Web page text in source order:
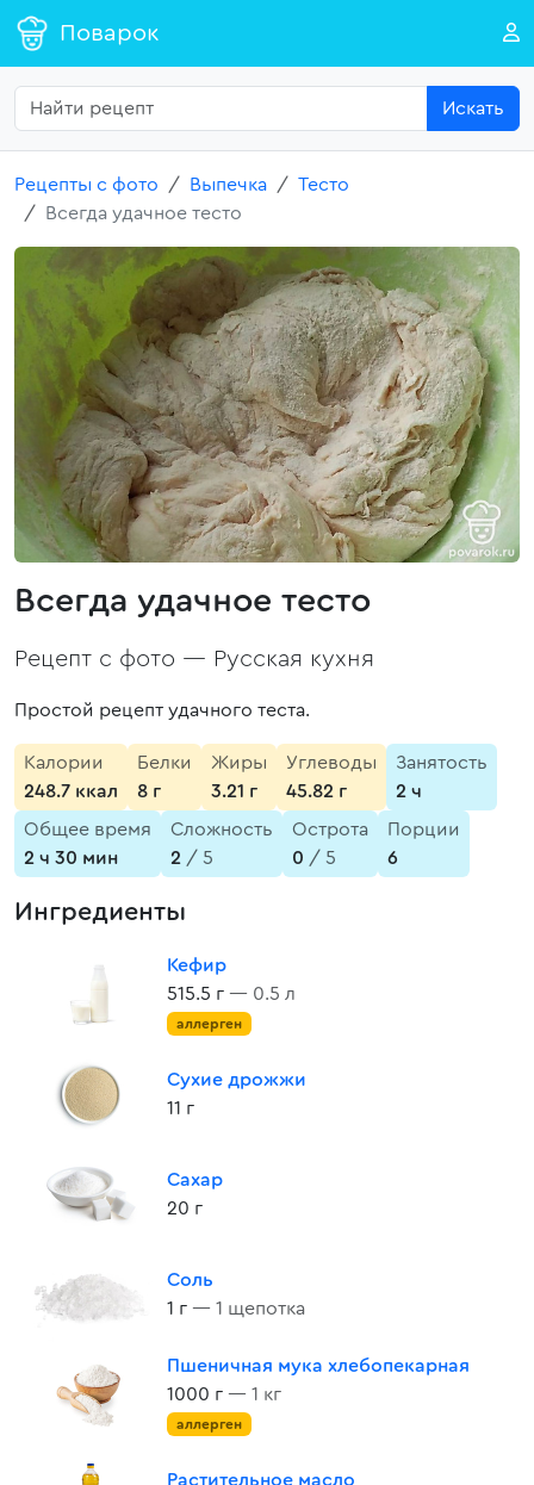
Поварок
Искать
Рецепты с фото Выпечка
Тесто
Всегда удачное тесто
Всегда удачное тесто
Рецепт с фото — Русская кухня
Простой рецепт удачного теста.
Калории
248.7 ккал
Белки
8 г
Жиры
3.21 г
Углеводы
45.82 г
Занятость
2 ч
Общее время
2 ч 30 мин
Сложность
2 / 5
Острота
0 / 5
Порции
6
Ингредиенты
Кефир
515.5 г — 0.5 л
аллерген
Сухие дрожжи
11 г
Сахар
20 г
Соль
1 г — 1 щепотка
Пшеничная мука хлебопекарная
1000 г — 1 кг
аллерген
Растительное масло